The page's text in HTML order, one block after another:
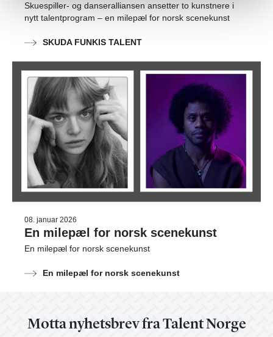
Skuespiller- og danseralliansen ansetter to kunstnere i
nytt talentprogram – en milepæl for norsk scenekunst
SKUDA FUNKIS TALENT
08. januar 2026
En milepæl for norsk scenekunst
En milepæl for norsk scenekunst
En milepæl for norsk scenekunst
Motta nyhetsbrev fra Talent Norge